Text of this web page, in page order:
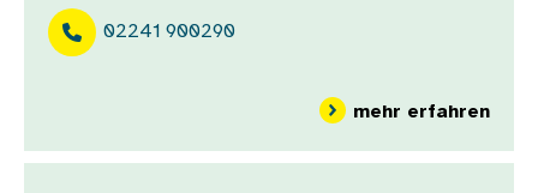
02241 900290
mehr erfahrenüber